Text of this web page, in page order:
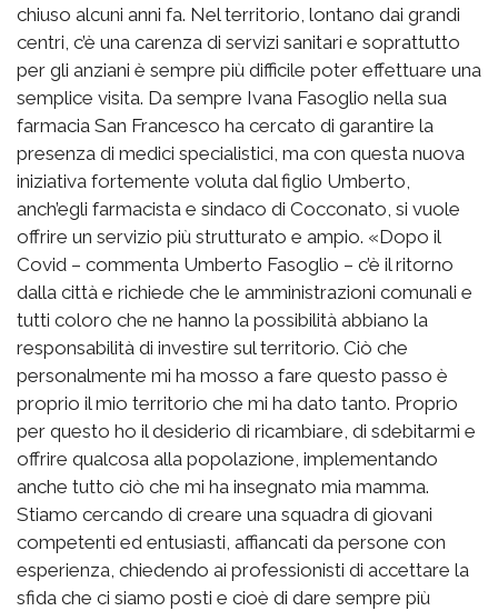
chiuso alcuni anni fa. Nel territorio, lontano dai grandi
centri, c’è una carenza di servizi sanitari e soprattutto
per gli anziani è sempre più difficile poter effettuare una
semplice visita. Da sempre Ivana Fasoglio nella sua
farmacia San Francesco ha cercato di garantire la
presenza di medici specialistici, ma con questa nuova
iniziativa fortemente voluta dal figlio Umberto,
anch’egli farmacista e sindaco di Cocconato, si vuole
offrire un servizio più strutturato e ampio. «Dopo il
Covid – commenta Umberto Fasoglio – c’è il ritorno
dalla città e richiede che le amministrazioni comunali e
tutti coloro che ne hanno la possibilità abbiano la
responsabilità di investire sul territorio. Ciò che
personalmente mi ha mosso a fare questo passo è
proprio il mio territorio che mi ha dato tanto. Proprio
per questo ho il desiderio di ricambiare, di sdebitarmi e
offrire qualcosa alla popolazione, implementando
anche tutto ciò che mi ha insegnato mia mamma.
Stiamo cercando di creare una squadra di giovani
competenti ed entusiasti, affiancati da persone con
esperienza, chiedendo ai professionisti di accettare la
sfida che ci siamo posti e cioè di dare sempre più